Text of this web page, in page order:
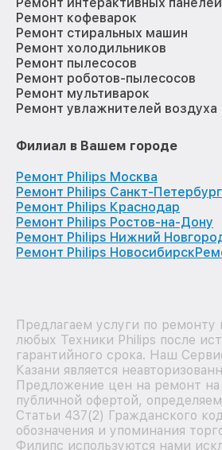
Ремонт кофеварок
Ремонт стиральных машин
Ремонт холодильников
Ремонт пылесосов
Ремонт роботов-пылесосов
Ремонт мультиварок
Ремонт увлажнителей воздуха
Филиал в Вашем городе
Ремонт Philips Москва
Ремонт Philips Санкт-Петербург
Ремонт Philips Краснодар
Ремонт Philips Ростов-на-Дону
Ремонт Philips Нижний
Ремонт Philips Новосибирск
Предлагаем услуги по
любых Техники Philips после
гарантийного срока. Наш
Казани является
Предложение цен на ремонт на
публичной офертой,
Статьи 437(2) Гражданского
обозначения и упоминания
Филипс используются нами